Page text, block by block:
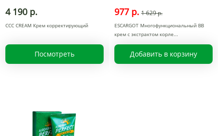
4 190 р.
CCC CREAM Крем корректирующий
Посмотреть
977 р. 1 629 р.
ESCARGOT Многофункциональный BB
крем с экстрактом корле
Добавить в корзину